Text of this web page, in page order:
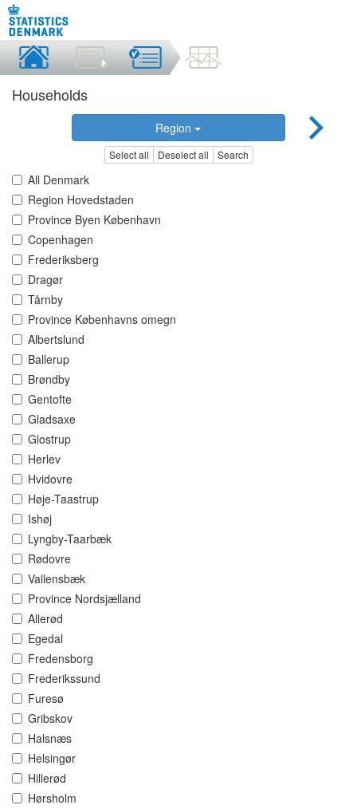
Households
Region
Select all Deselect all Search
All Denmark
Region Hovedstaden
Province Byen København
Copenhagen
Frederiksberg
Dragør
Tårnby
Province Københavns omegn
Albertslund
Ballerup
Brøndby
Gentofte
Gladsaxe
Glostrup
Herlev
Hvidovre
Høje-Taastrup
Ishøj
Lyngby-Taarbæk
Rødovre
Vallensbæk
Province Nordsjælland
Allerød
Egedal
Fredensborg
Frederikssund
Furesø
Gribskov
Halsnæs
Helsingør
Hillerød
Hørsholm